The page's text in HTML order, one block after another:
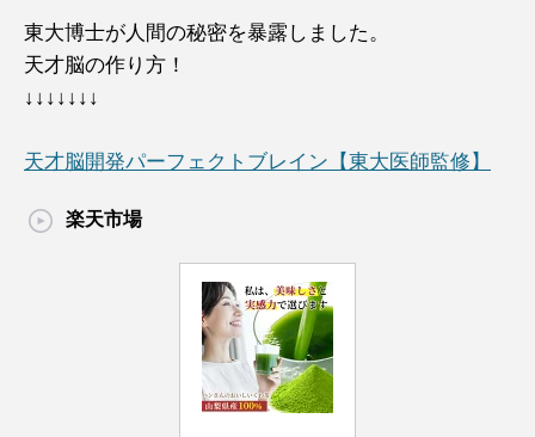
東大博士が人間の秘密を暴露しました。
天才脳の作り方！
↓↓↓↓↓↓↓
天才脳開発パーフェクトブレイン【東大医師監修】
楽天市場